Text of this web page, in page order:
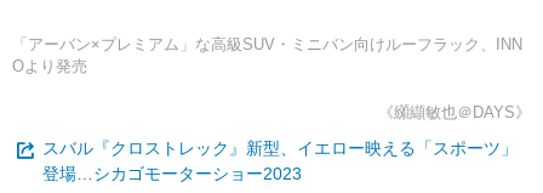
「アーバン×プレミアム」な高級SUV・ミニバン向けルーフラック、INN
Oより発売
《纐纈敏也＠DAYS》
スバル『クロストレック』新型、イエロー映える「スポーツ」
登場…シカゴモーターショー2023